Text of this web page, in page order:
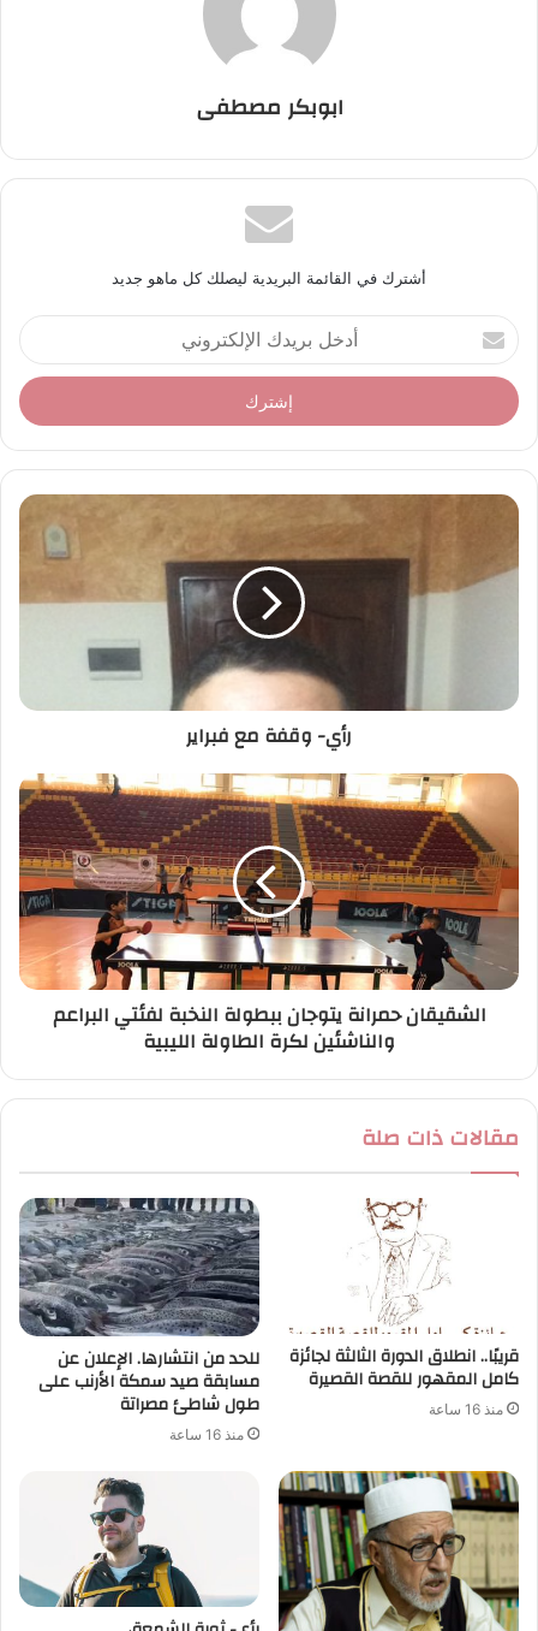
ابوبكر مصطفى
أشترك في القائمة البريدية ليصلك كل ماهو جديد
أ
د
خ
ل
ر
د
ر
ي
رأي- وقفة مع فبراير
الشقيقان حمرانة يتوجان ببطولة النخبة لفئتي البراعم
والناشئين لكرة الطاولة الليبية
مقالات ذات صلة
قريبًا.. انطلاق الدورة الثالثة لجائزة
كامل المقهور للقصة القصيرة
منذ 16 ساعة
للحد من انتشارها. الإعلان عن
مسابقة صيد سمكة الأرنب على
طول شاطئ مصراتة
منذ 16 ساعة